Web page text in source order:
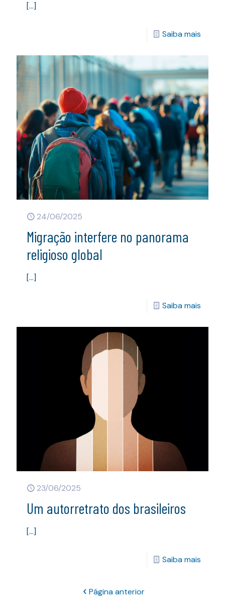
[…]
Saiba mais
24/06/2025
Migração interfere no panorama
religioso global
[…]
Saiba mais
23/06/2025
Um autorretrato dos brasileiros
[…]
Saiba mais
Página anterior